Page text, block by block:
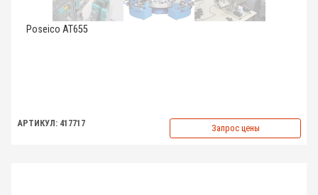
Poseico AT655
АРТИКУЛ: 417717 Запрос цены